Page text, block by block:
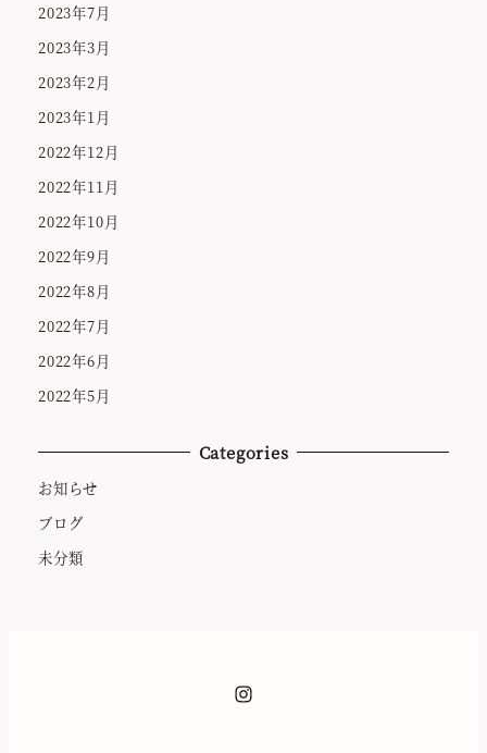
2023年7月
2023年3月
2023年2月
2023年1月
2022年12月
2022年11月
2022年10月
2022年9月
2022年8月
2022年7月
2022年6月
2022年5月
Categories
お知らせ
ブログ
未分類
Instagram